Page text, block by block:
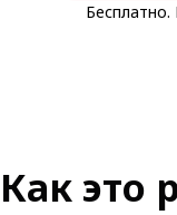
Как это